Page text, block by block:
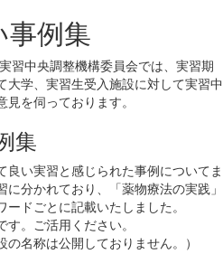
事例集
習中央調整機構委員会では、実習期
学、実習生受入施設に対して実習中
を伺っております。
集
い実習と感じられた事例についてま
分かれており、「薬物療法の実践」
ードごとに記載いたしました。
。ご活用ください。
の名称は公開しておりません。）